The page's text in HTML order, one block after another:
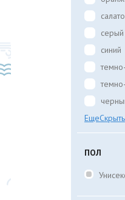
серый
синий
ЕщеСкрыть
ПОЛ